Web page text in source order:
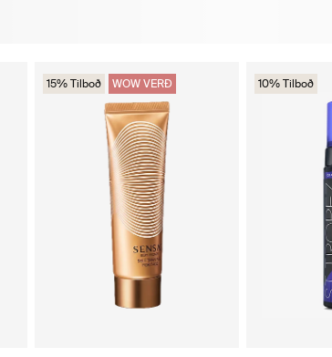
15% Tilboð WOW VERÐ 10% Tilboð